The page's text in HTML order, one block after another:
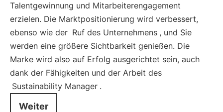
Talentgewinnung und Mitarbeiterengagement
erzielen. Die Marktpositionierung wird verbessert,
ebenso wie der Ruf des Unternehmens , und Sie
werden eine größere Sichtbarkeit genießen. Die
Marke wird also auf Erfolg ausgerichtet sein, auch
dank der Fähigkeiten und der Arbeit des
Sustainability Manager .
Weiter